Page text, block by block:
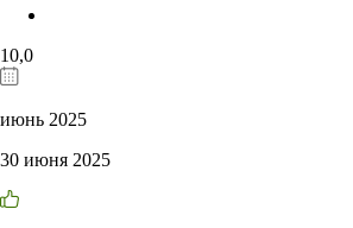
10,0
июнь 2025
30 июня 2025